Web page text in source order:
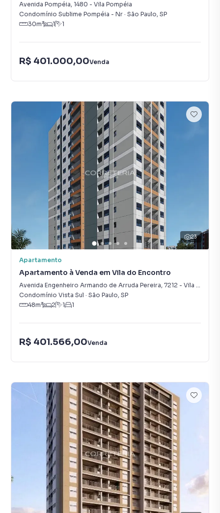
Avenida Pompéia, 1480 - Vila Pompéia
Condomínio Sublime Pompéia - Nr · São Paulo, SP
30m² 1 1
R$ 401.000,00Venda
23
Apartamento
Apartamento à Venda em Vila do Encontro
Avenida Engenheiro Armando de Arruda Pereira, 7212 - Vila do Encontro
Condomínio Vista Sul · São Paulo, SP
48m² 2 1 1
R$ 401.566,00Venda